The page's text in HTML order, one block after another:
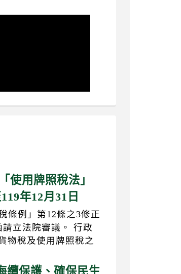
使用牌照稅法」
年12月31日
條例」第12條之3修正
立法院審議。 行政
物稅及使用牌照稅之
纜保護、確保民生